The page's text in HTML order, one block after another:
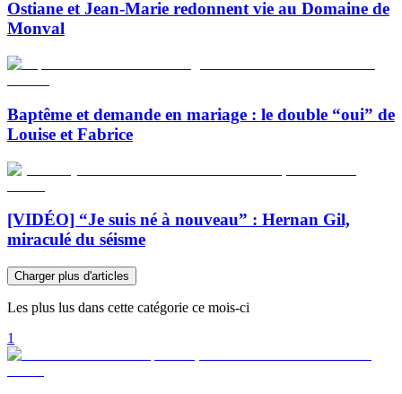
Ostiane et Jean-Marie redonnent vie au Domaine de
Monval
Baptême et demande en mariage : le double “oui” de
Louise et Fabrice
[VIDÉO] “Je suis né à nouveau” : Hernan Gil,
miraculé du séisme
Charger plus d'articles
Les plus lus dans cette catégorie ce mois-ci
1